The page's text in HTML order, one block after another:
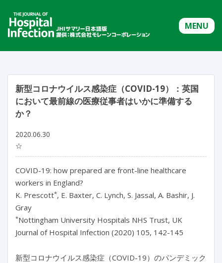
MENU
新型コロナウイルス感染症（COVID-19）：英国
において最前線の医療従事者はいかに準備する
か？
2020.06.30
☆
COVID-19: how prepared are front-line healthcare
workers in England?
K. Prescott*, E. Baxter, C. Lynch, S. Jassal, A. Bashir, J.
Gray
*Nottingham University Hospitals NHS Trust, UK
Journal of Hospital Infection (2020) 105, 142-145
新型コロナウイルス感染症（COVID-19）のパンデミック